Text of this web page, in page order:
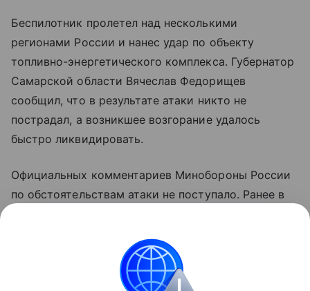
Беспилотник пролетел над несколькими
регионами России и нанес удар по объекту
топливно-энергетического комплекса. Губернатор
Самарской области Вячеслав Федорищев
сообщил, что в результате атаки никто не
пострадал, а возникшее возгорание удалось
быстро ликвидировать.
Официальных комментариев Минобороны России
по обстоятельствам атаки не поступало. Ранее в